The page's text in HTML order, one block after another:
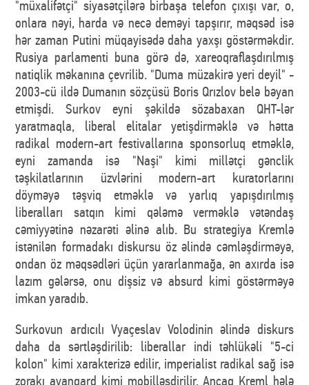
"müxalifətçi" siyasətçilərə birbaşa telefon çıxışı var, o,
onlara nəyi, harda və necə deməyi tapşırır, məqsəd isə
hər zaman Putini müqayisədə daha yaxşı göstərməkdir.
Rusiya parlamenti buna görə də, xareoqraflaşdırılmış
natiqlik məkanına çevrilib. "Duma müzakirə yeri deyil" -
2003-cü ildə Dumanın sözçüsü Boris Qrızlov belə bəyan
etmişdi. Surkov eyni şəkildə sözabaxan QHT-lər
yaratmaqla, liberal elitalar yetişdirməklə və hətta
radikal modern-art festivallarına sponsorluq etməklə,
eyni zamanda isə "Naşi" kimi millətçi gənclik
təşkilatlarının üzvlərini modern-art kuratorlarını
döyməyə təşviq etməklə və yarlıq yapışdırılmış
liberalları satqın kimi qələmə verməklə vətəndaş
cəmiyyətinə nəzarəti əlinə alıb. Bu strategiya Kremlə
istənilən formadakı diskursu öz əlində cəmləşdirməyə,
ondan öz məqsədləri üçün yararlanmağa, ən axırda isə
lazım gələrsə, onu dişsiz və absurd kimi göstərməyə
imkan yaradıb.
Surkovun ardıcılı Vyaçeslav Volodinin əlində diskurs
daha da sərtləşdirilib: liberallar indi təhlükəli "5-ci
kolon" kimi xarakterizə edilir, imperialist radikal sağ isə
zorakı avanqard kimi mobilləşdirilir. Ancaq Kreml hələ